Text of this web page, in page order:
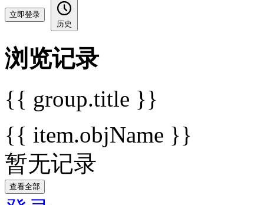
立即登录
历史
浏览记录
{{ group.title }}
{{ item.objName }}
暂无记录
查看全部